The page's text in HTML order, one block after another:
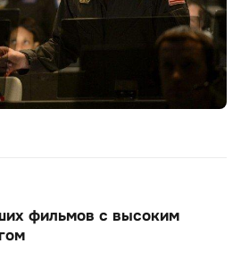
фильмов с высоким